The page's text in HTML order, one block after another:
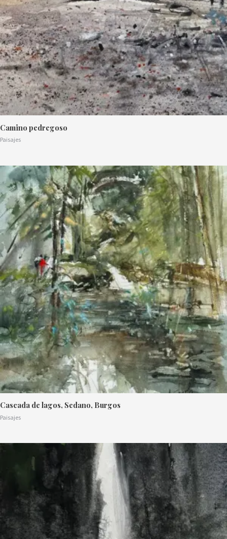
Camino pedregoso
Paisajes
Cascada de lagos, Sedano, Burgos
Paisajes